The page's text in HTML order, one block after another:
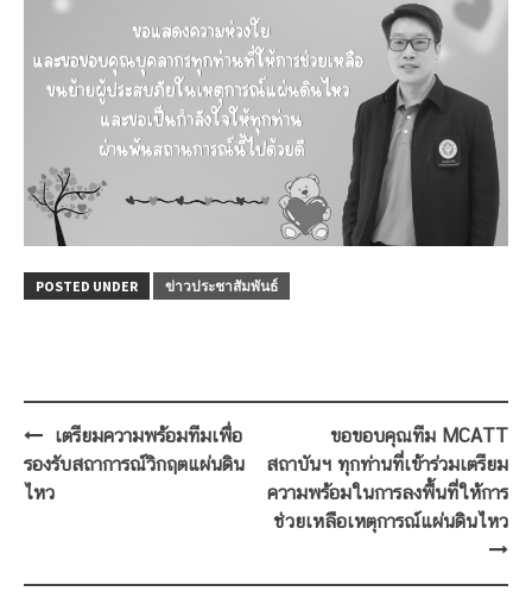
POSTED UNDER ข่าวประชาสัมพันธ์
Post
navigation
เตรียมความพร้อมทีมเพื่อ
รองรับสถาการณ์วิกฤตแผ่นดิน
ไหว
ขอขอบคุณทีม MCATT
สถาบันฯ ทุกท่านที่เข้าร่วมเตรียม
ความพร้อมในการลงพื้นที่ให้การ
ช่วยเหลือเหตุการณ์แผ่นดินไหว